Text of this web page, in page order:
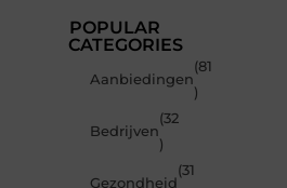
POPULAR
CATEGORIES
Aanbiedingen
(81
)
Bedrijven
(32
)
Gezondheid
(31